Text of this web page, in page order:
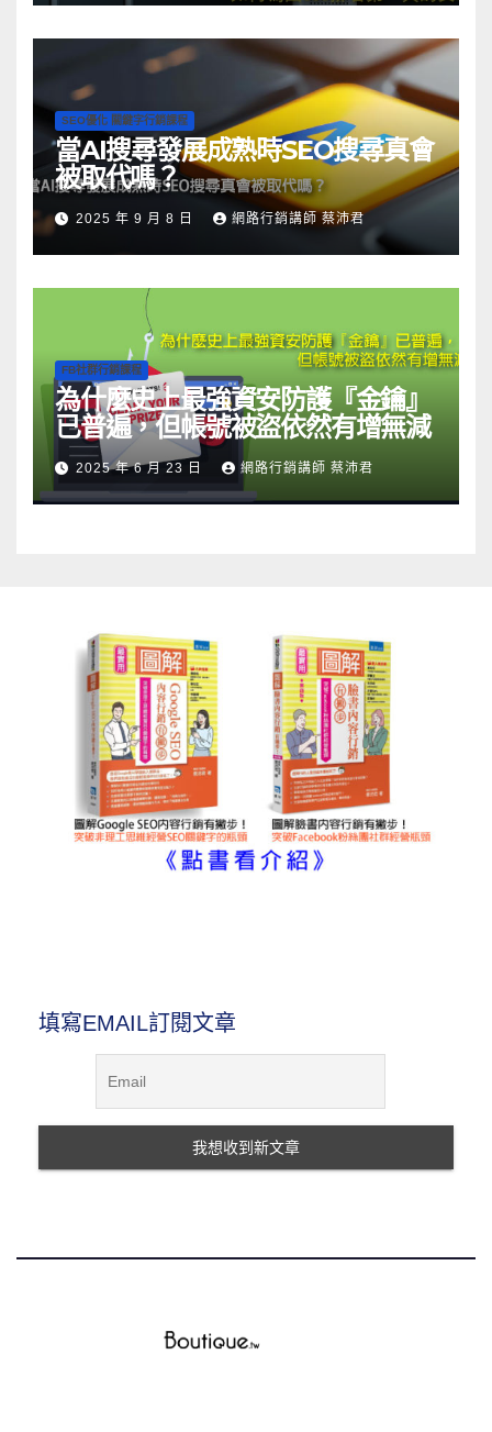
SEO優化 關鍵字行銷課程
當AI搜尋發展成熟時SEO搜尋真會
被取代嗎？
2025 年 9 月 8 日 網路行銷講師 蔡沛君
FB社群行銷課程
為什麼史上最強資安防護『金鑰』
已普遍，但帳號被盜依然有增無減
2025 年 6 月 23 日 網路行銷講師 蔡沛君
填寫EMAIL訂閱文章